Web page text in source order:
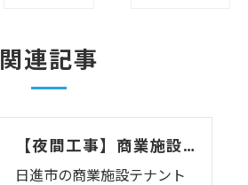
関連記事
【夜間工事】商業施設テナントの原状回復工事｜仮囲い・什器撤去から天井復旧まで一括対応
日進市の商業施設テナント